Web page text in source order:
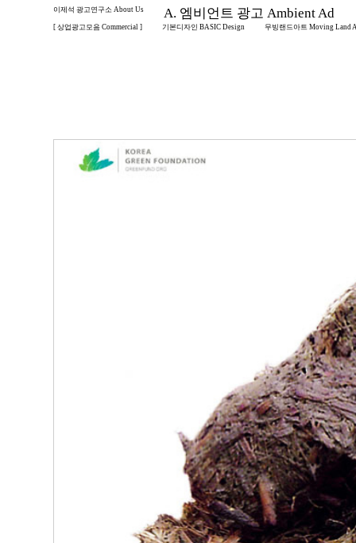
이제석 광고연구소 About Us A. 엠비언트 광고 Ambient Ad
[ 상업광고모음 Commercial ] 기본디자인 BASIC Design 무빙랜드아트 Moving Land